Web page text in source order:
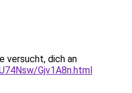
versucht, dich an
Gjv1A8n.html